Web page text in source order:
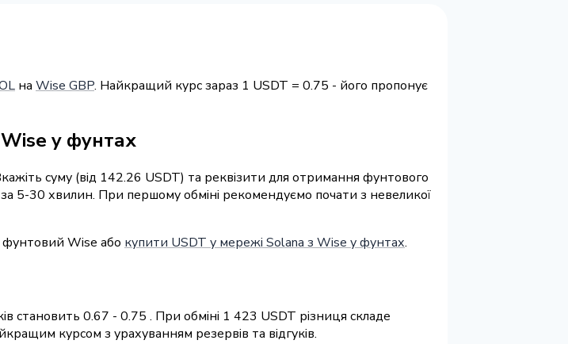
на Wise GBP. Найкращий курс зараз 1 USDT = 0.75 - його пропонує
у фунтах
суму (від 142.26 USDT) та реквізити для отримання фунтового
за 5-30 хвилин. При першому обміні рекомендуємо почати з невеликої
Wise або купити USDT у мережі Solana з Wise у фунтах.
становить 0.67 - 0.75 . При обміні 1 423 USDT різниця складе
курсом з урахуванням резервів та відгуків.